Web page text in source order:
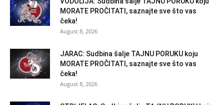
MORATE PROČITATI, saznajte sve što vas
čeka!
August 8, 2026
JARAC: Sudbina šalje TAJNU PORUKU koju
MORATE PROČITATI, saznajte sve što vas
čeka!
August 8, 2026